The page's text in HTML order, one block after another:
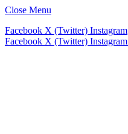
Close Menu
Facebook X (Twitter) Instagram
Facebook X (Twitter) Instagram